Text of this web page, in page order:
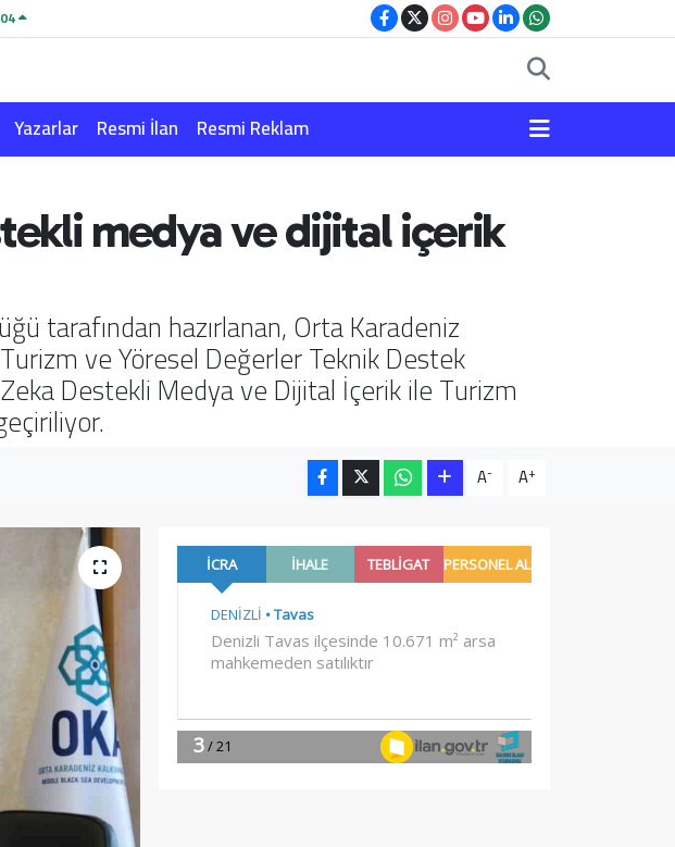
Yazarlar Resmi İlan Resmi Reklam
medya ve dijital içerik
tarafından hazırlanan, Orta Karadeniz
ve Yöresel Değerler Teknik Destek
Destekli Medya ve Dijital İçerik ile Turizm
A- A+